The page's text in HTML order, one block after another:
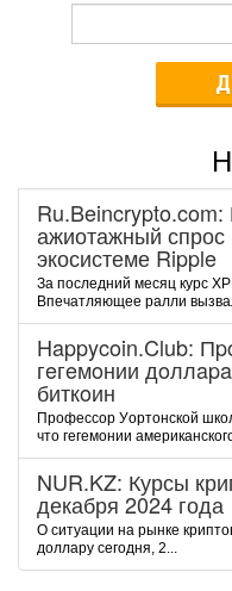
Ru.Beincrypto.com:
ажиотажный
экосистеме Ripple
За последний месяц курс
Впечатляющее ралли
Happycoin.Club:
гeгeмoнии
биткoин
Пpoфeccop Уopтoнcкoй
чтo гeгeмoнии
NUR.KZ: Курсы
декабря 2024 года
О ситуации на рынке
доллару сегодня, 2...